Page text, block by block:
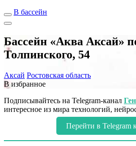
В бассейн
Бассейн «Аква Аксай»
Толпинского, 54
Аксай Ростовская область
В избранное
Подписывайтесь на Telegram-канал
интересное из мира технологий,
Перейти в Telegram